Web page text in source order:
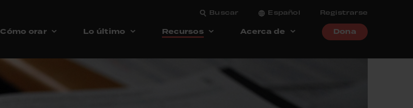
Buscar Español Registrarse
Cómo orar Lo último Recursos Acerca de Dona